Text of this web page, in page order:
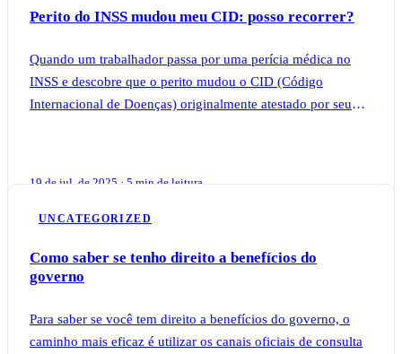
Perito do INSS mudou meu CID: posso recorrer?
Quando um trabalhador passa por uma perícia médica no
INSS e descobre que o perito mudou o CID (Código
Internacional de Doenças) originalmente atestado por seu
19 de jul. de 2025 · 5 min de leitura
UNCATEGORIZED
Como saber se tenho direito a benefícios do
governo
Para saber se você tem direito a benefícios do governo, o
caminho mais eficaz é utilizar os canais oficiais de consulta